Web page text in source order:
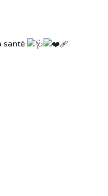
santé